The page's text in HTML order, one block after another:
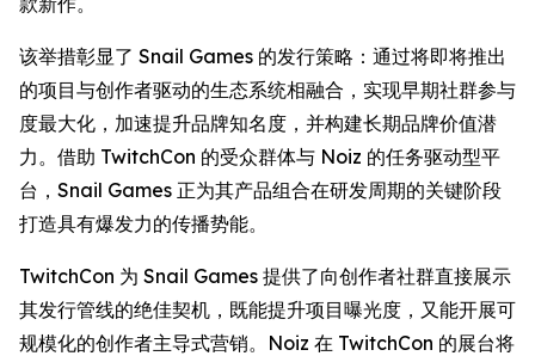
该举措彰显了 Snail Games 的发行策略：通过将即将推出
的项目与创作者驱动的生态系统相融合，实现早期社群参与
度最大化，加速提升品牌知名度，并构建长期品牌价值潜
力。借助 TwitchCon 的受众群体与 Noiz 的任务驱动型平
台，Snail Games 正为其产品组合在研发周期的关键阶段
打造具有爆发力的传播势能。
TwitchCon 为 Snail Games 提供了向创作者社群直接展示
其发行管线的绝佳契机，既能提升项目曝光度，又能开展可
规模化的创作者主导式营销。Noiz 在 TwitchCon 的展台将